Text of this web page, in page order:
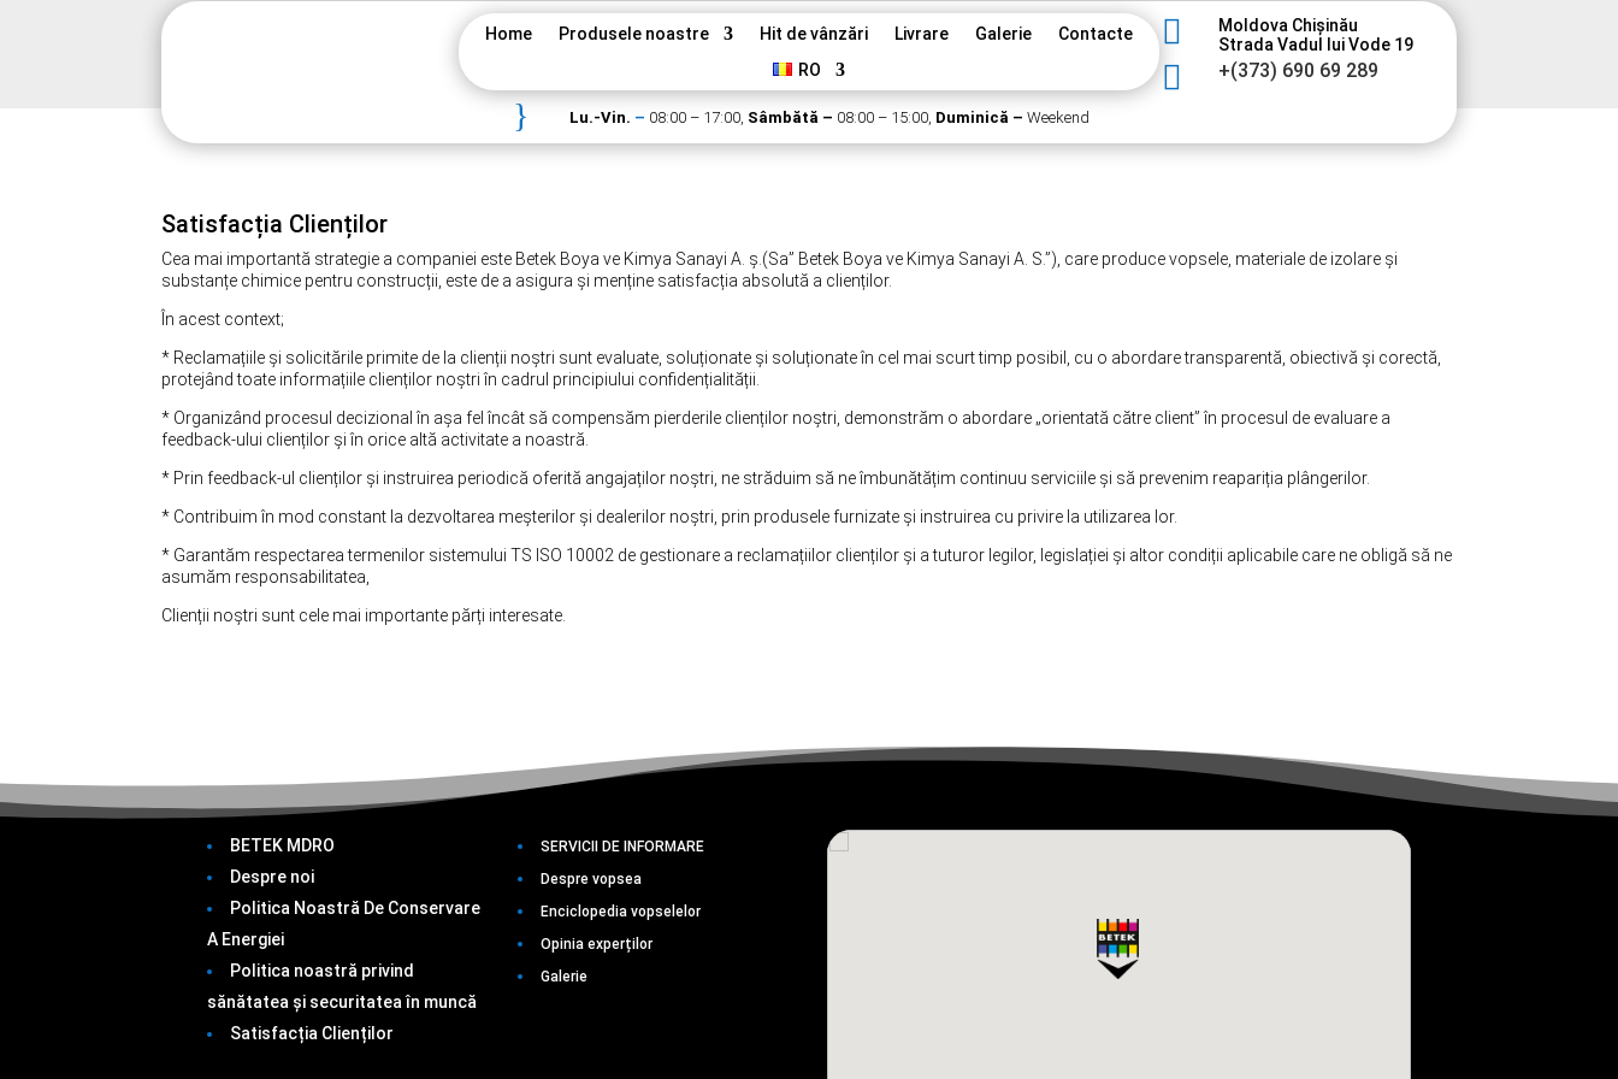
Home Produsele noastre Hit de vânzări Livrare Galerie
Contacte
RO
} Lu.-Vin. – 08:00 – 17:00, Sâmbătă – 08:00 – 15:00, Duminică – Weekend

Moldova Chișinău
Strada Vadul lui Vode 19
 +(373) 690 69 289
Satisfacția Clienților
Cea mai importantă strategie a companiei este Betek Boya ve Kimya Sanayi A. ș.(Sa” Betek Boya ve Kimya Sanayi A. S.”), care produce vopsele, materiale de izolare și
substanțe chimice pentru construcții, este de a asigura și menține satisfacția absolută a clienților.
În acest context;
* Reclamațiile și solicitările primite de la clienții noștri sunt evaluate, soluționate și soluționate în cel mai scurt timp posibil, cu o abordare transparentă, obiectivă și corectă,
protejând toate informațiile clienților noștri în cadrul principiului confidențialității.
* Organizând procesul decizional în așa fel încât să compensăm pierderile clienților noștri, demonstrăm o abordare „orientată către client” în procesul de evaluare a
feedback-ului clienților și în orice altă activitate a noastră.
* Prin feedback-ul clienților și instruirea periodică oferită angajaților noștri, ne străduim să ne îmbunătățim continuu serviciile și să prevenim reapariția plângerilor.
* Contribuim în mod constant la dezvoltarea meșterilor și dealerilor noștri, prin produsele furnizate și instruirea cu privire la utilizarea lor.
* Garantăm respectarea termenilor sistemului TS ISO 10002 de gestionare a reclamațiilor clienților și a tuturor legilor, legislației și altor condiții aplicabile care ne obligă să ne
asumăm responsabilitatea,
Clienții noștri sunt cele mai importante părți interesate.
BETEK MDRO
Despre noi
Politica Noastră De Conservare
A Energiei
Politica noastră privind
sănătatea și securitatea în muncă
Satisfacția Clienților
SERVICII DE INFORMARE
Despre vopsea
Enciclopedia vopselelor
Opinia experților
Galerie